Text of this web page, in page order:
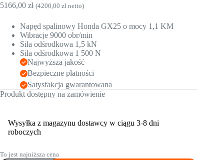
5166,00 zł (4200,00 zł netto)
Napęd spalinowy Honda GX25 o mocy 1,1 KM
Wibracje 9000 obr/min
Siła odśrodkowa 1,5 kN
Siła odśrodkowa 1 500 N
Najwyższa jakość
Bezpieczne płatności
Satysfakcja gwarantowana
Produkt dostępny na zamówienie
Wysyłka z magazynu dostawcy w ciągu 3-8 dni
roboczych
To jest najniższa cena